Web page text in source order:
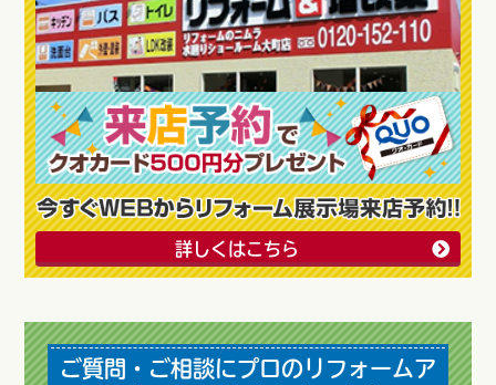
詳しくはこちら
ご質問・ご相談にプロのリフォームア